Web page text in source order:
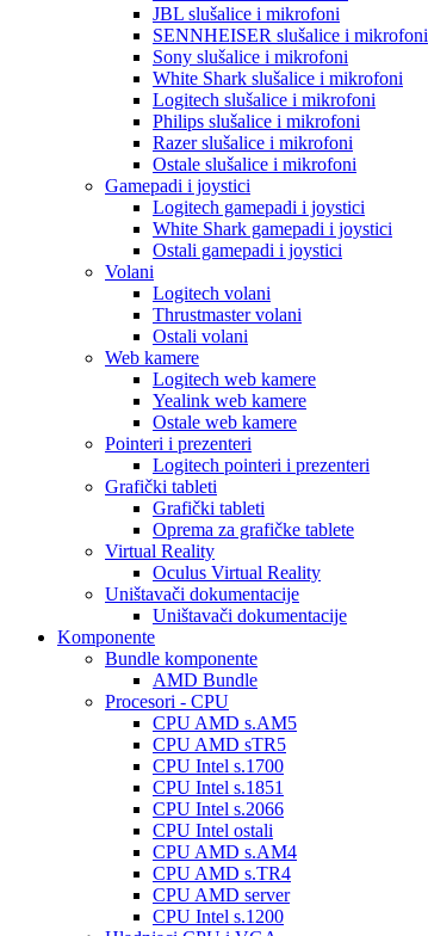
JBL slušalice i mikrofoni
SENNHEISER slušalice i mikrofoni
Sony slušalice i mikrofoni
White Shark slušalice i mikrofoni
Logitech slušalice i mikrofoni
Philips slušalice i mikrofoni
Razer slušalice i mikrofoni
Ostale slušalice i mikrofoni
Gamepadi i joystici
Logitech gamepadi i joystici
White Shark gamepadi i joystici
Ostali gamepadi i joystici
Volani
Logitech volani
Thrustmaster volani
Ostali volani
Web kamere
Logitech web kamere
Yealink web kamere
Ostale web kamere
Pointeri i prezenteri
Logitech pointeri i prezenteri
Grafički tableti
Grafički tableti
Oprema za grafičke tablete
Virtual Reality
Oculus Virtual Reality
Uništavači dokumentacije
Uništavači dokumentacije
Komponente
Bundle komponente
AMD Bundle
Procesori - CPU
CPU AMD s.AM5
CPU AMD sTR5
CPU Intel s.1700
CPU Intel s.1851
CPU Intel s.2066
CPU Intel ostali
CPU AMD s.AM4
CPU AMD s.TR4
CPU AMD server
CPU Intel s.1200